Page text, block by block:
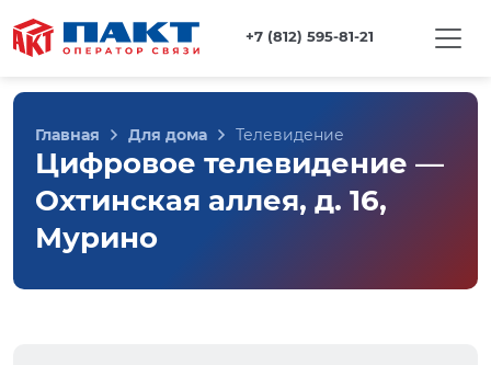
+7 (812) 595-81-21
Главная Для дома Телевидение
Цифровое телевидение —
Охтинская аллея, д. 16,
Мурино